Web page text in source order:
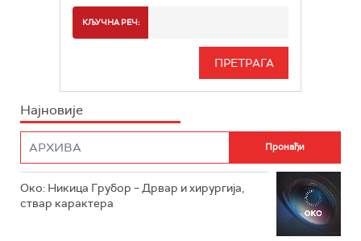
РТС 3
РТС ЖИВОТ
ИНФО
КЉУЧНА РЕЧ:
Најновије
Око: Никица Грубор – Дрвар и хирургија,
ствар карактера